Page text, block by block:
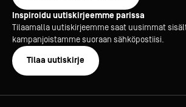
Inspiroidu uutiskirjeemme parissa
Tilaamalla uutiskirjeemme saat uusimmat
kampanjoistamme suoraan sähköpostiisi.
Tilaa uutiskirje